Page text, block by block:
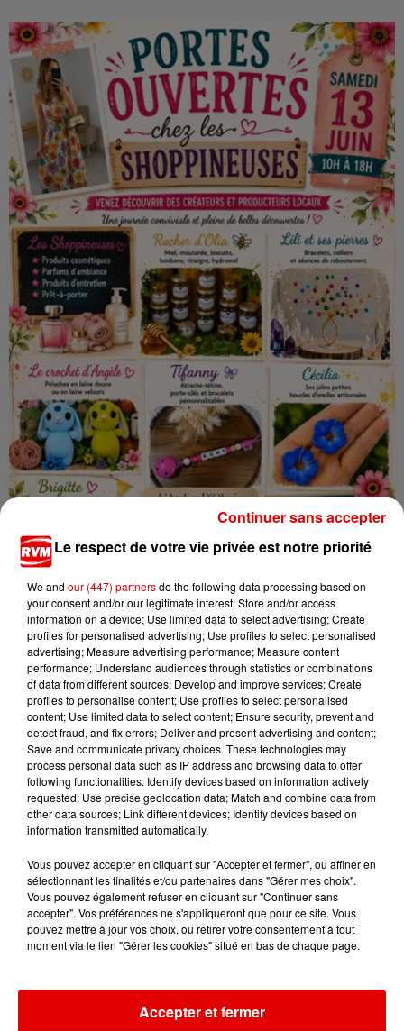
LES SHOPPINEUSES
Crédit :LES SHOPPINEUSES
LES SHOPPINEUSES - PORTES OUVERTES
Ajouter à votre calendrier
Date
du13 juin 2026 à 10h00
au13 juin 2026 à 18h00
Lieu
9, rue des Aisements
08430 Launois-sur-Vence
LES SHOPPINEUSES - PORTES OUVERTES
Venez découvrir des créateurs et producteurs locaux -
Le respect de votre vie privée est notre priorité
We and our (447) partnersdo the following data processing based on
your consent and/or our legitimate interest: Store and/or access
information on a device; Use limited data to select advertising; Create
profiles for personalised advertising; Use profiles to select personalised
advertising; Measure advertising performance; Measure content
performance; Understand audiences through statistics or combinations
of data from different sources; Develop and improve services; Create
profiles to personalise content; Use profiles to select personalised
content; Use limited data to select content; Ensure security, prevent and
detect fraud, and fix errors; Deliver and present advertising and content;
Save and communicate privacy choices. These technologies may
process personal data such as IP address and browsing data to offer
following functionalities: Identify devices based on information actively
requested; Use precise geolocation data; Match and combine data from
other data sources; Link different devices; Identify devices based on
information transmitted automatically.
Vous pouvez accepter en cliquant sur "Accepter et fermer", ou affiner en
sélectionnant les finalités et/ou partenaires dans "Gérer mes choix".
Vous pouvez également refuser en cliquant sur "Continuer sans
accepter". Vos préférences ne s'appliqueront que pour ce site. Vous
pouvez mettre à jour vos choix, ou retirer votre consentement à tout
moment via le lien "Gérer les cookies" situé en bas de chaque page.
Accepter et fermer
Continuer sans accepter